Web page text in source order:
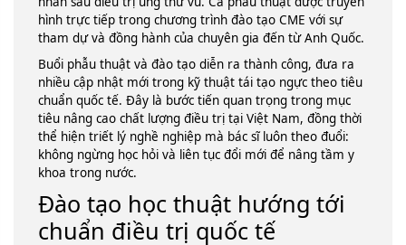
hình trực tiếp trong chương trình đào tạo CME với sự
tham dự và đồng hành của chuyên gia đến từ Anh Quốc.
Buổi phẫu thuật và đào tạo diễn ra thành công, đưa ra
nhiều cập nhật mới trong kỹ thuật tái tạo ngực theo tiêu
chuẩn quốc tế. Đây là bước tiến quan trọng trong mục
tiêu nâng cao chất lượng điều trị tại Việt Nam, đồng thời
thể hiện triết lý nghề nghiệp mà bác sĩ luôn theo đuổi:
không ngừng học hỏi và liên tục đổi mới để nâng tầm y
khoa trong nước.
Đào tạo học thuật hướng tới
chuẩn điều trị quốc tế